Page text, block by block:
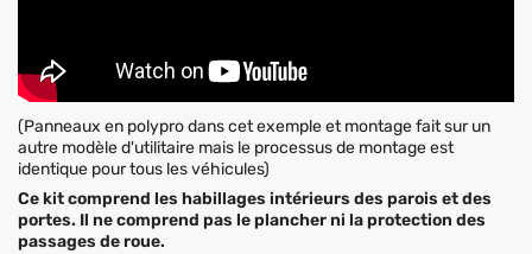
(Panneaux en polypro dans cet exemple et montage fait sur un
autre modèle d'utilitaire mais le processus de montage est
identique pour tous les véhicules)
Ce kit comprend les habillages intérieurs des parois et des
portes. Il ne comprend pas le plancher ni la protection des
passages de roue.